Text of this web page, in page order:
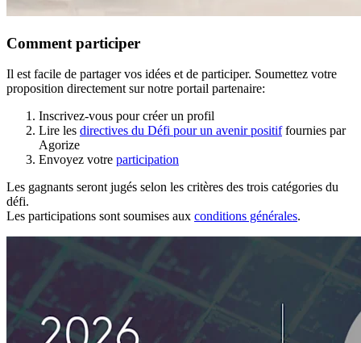
Comment participer
Il est facile de partager vos idées et de participer. Soumettez votre
proposition directement sur notre portail partenaire:
Inscrivez-vous pour créer un profil
Lire les directives du Défi pour un avenir positiffournies par
Agorize
Envoyez votre participation
Les gagnants seront jugés selon les critères des trois catégories du
défi.
Les participations sont soumises aux conditions générales.